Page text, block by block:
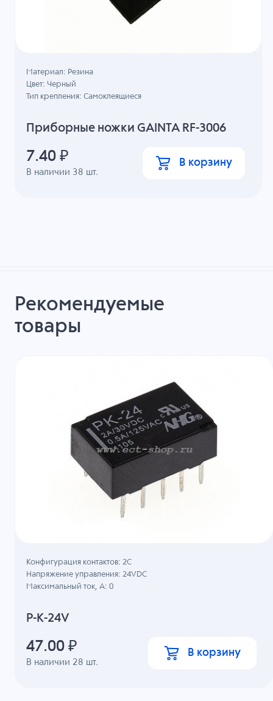
Приборные ножки GAINTA RF-3006
В наличии 38 шт.
Материал: Резина
Цвет: Черный
Тип крепления: Самоклеящиеся
7.40 ₽ В корзину
Рекомендуемые
товары
P-K-24V
В наличии 28 шт.
Конфигурация контактов: 2С
Напряжение управления: 24VDC
Максимальный ток, А: 0
47.00 ₽ В корзину